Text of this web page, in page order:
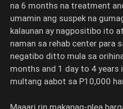
na 6 months na treatment
umamin ang suspek na
kalaunan ay nagpositibo ito
naman sa rehab center para
negatibo ditto mula sa
months and 1 day to 4
multang aabot sa P10,000
Maaari rin makapag-plea